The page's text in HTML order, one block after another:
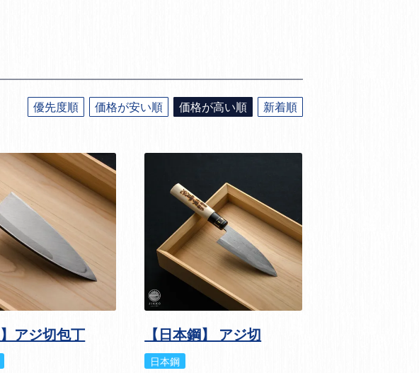
優先度順 価格が安い順 価格が高い順 新着順
】アジ切包丁 【日本鋼】 アジ切
日本鋼